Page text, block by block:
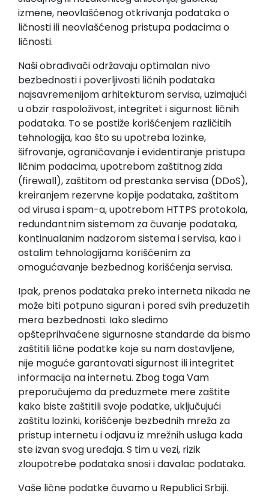
izmene, neovlašćenog otkrivanja podataka o
ličnosti ili neovlašćenog pristupa podacima o
ličnosti.
Naši obrađivači održavaju optimalan nivo
bezbednosti i poverljivosti ličnih podataka
najsavremenijom arhitekturom servisa, uzimajući
u obzir raspoloživost, integritet i sigurnost ličnih
podataka. To se postiže korišćenjem različitih
tehnologija, kao što su upotreba lozinke,
šifrovanje, ograničavanje i evidentiranje pristupa
ličnim podacima, upotrebom zaštitnog zida
(firewall), zaštitom od prestanka servisa (DDoS),
kreiranjem rezervne kopije podataka, zaštitom
od virusa i spam-a, upotrebom HTTPS protokola,
redundantnim sistemom za čuvanje podataka,
kontinualanim nadzorom sistema i servisa, kao i
ostalim tehnologijama korišćenim za
omogućavanje bezbednog korišćenja servisa.
Ipak, prenos podataka preko interneta nikada ne
može biti potpuno siguran i pored svih preduzetih
mera bezbednosti. Iako sledimo
opšteprihvaćene sigurnosne standarde da bismo
zaštitili lične podatke koje su nam dostavljene,
nije moguće garantovati sigurnost ili integritet
informacija na internetu. Zbog toga Vam
preporučujemo da preduzmete mere zaštite
kako biste zaštitili svoje podatke, uključujući
zaštitu lozinki, korišćenje bezbednih mreža za
pristup internetu i odjavu iz mrežnih usluga kada
ste izvan svog uređaja. S tim u vezi, rizik
zloupotrebe podataka snosi i davalac podataka.
Vaše lične podatke čuvamo u Republici Srbiji.